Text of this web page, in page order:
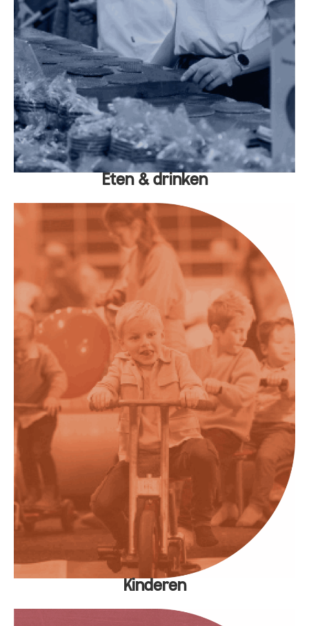
Eten & drinken
Kinderen